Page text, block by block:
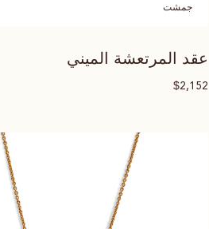
جمشت
عقد المرتعشة الميني
$2,152